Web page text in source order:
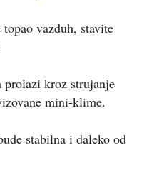
vazduh, stavite
prolazi kroz strujanje
mini-klime.
stabilna i daleko od